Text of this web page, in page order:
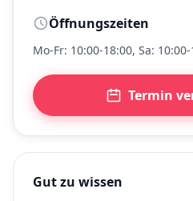
Öffnungszeiten
Mo-Fr: 10:00-18:00, Sa:
Termin
Gut zu wissen